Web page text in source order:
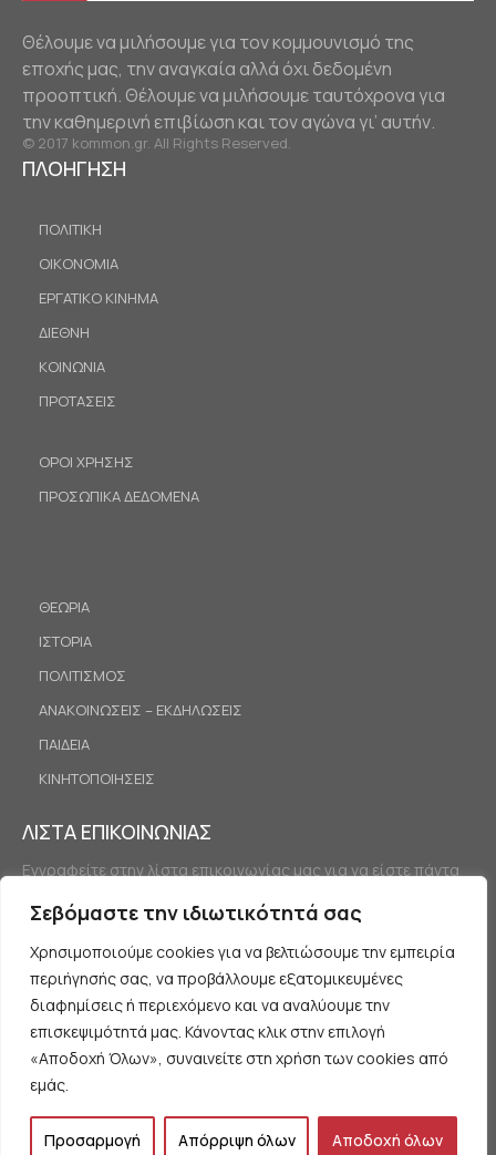
Σεβόμαστε την ιδιωτικότητά σας
Χρησιμοποιούμε cookies για να βελτιώσουμε την εμπειρία
περιήγησής σας, να προβάλλουμε εξατομικευμένες
διαφημίσεις ή περιεχόμενο και να αναλύουμε την
επισκεψιμότητά μας. Κάνοντας κλικ στην επιλογή
«Αποδοχή Όλων», συναινείτε στη χρήση των cookies από
εμάς.
Προσαρμογή Απόρριψη όλων Αποδοχή όλων
Θέλουμε να μιλήσουμε για τον κομμουνισμό της
εποχής μας, την αναγκαία αλλά όχι δεδομένη
προοπτική. Θέλουμε να μιλήσουμε ταυτόχρονα για
την καθημερινή επιβίωση και τον αγώνα γι’ αυτήν.
© 2017 kommon.gr. All Rights Reserved.
ΠΛΟΗΓΗΣΗ
ΠΟΛΙΤΙΚΗ
ΟΙΚΟΝΟΜΙΑ
ΕΡΓΑΤΙΚΟ ΚΙΝΗΜΑ
ΔΙΕΘΝΗ
ΚΟΙΝΩΝΙΑ
ΠΡΟΤΑΣΕΙΣ
ΟΡΟΙ ΧΡΗΣΗΣ
ΠΡΟΣΩΠΙΚΑ ΔΕΔΟΜΕΝΑ
ΘΕΩΡΙΑ
ΙΣΤΟΡΙΑ
ΠΟΛΙΤΙΣΜΟΣ
ΑΝΑΚΟΙΝΩΣΕΙΣ – ΕΚΔΗΛΩΣΕΙΣ
ΠΑΙΔΕΙΑ
ΚΙΝΗΤΟΠΟΙΗΣΕΙΣ
ΛΙΣΤΑ ΕΠΙΚΟΙΝΩΝΙΑΣ
Εγγραφείτε στην λίστα επικοινωνίας μας για να είστε πάντα
Εγγραφή